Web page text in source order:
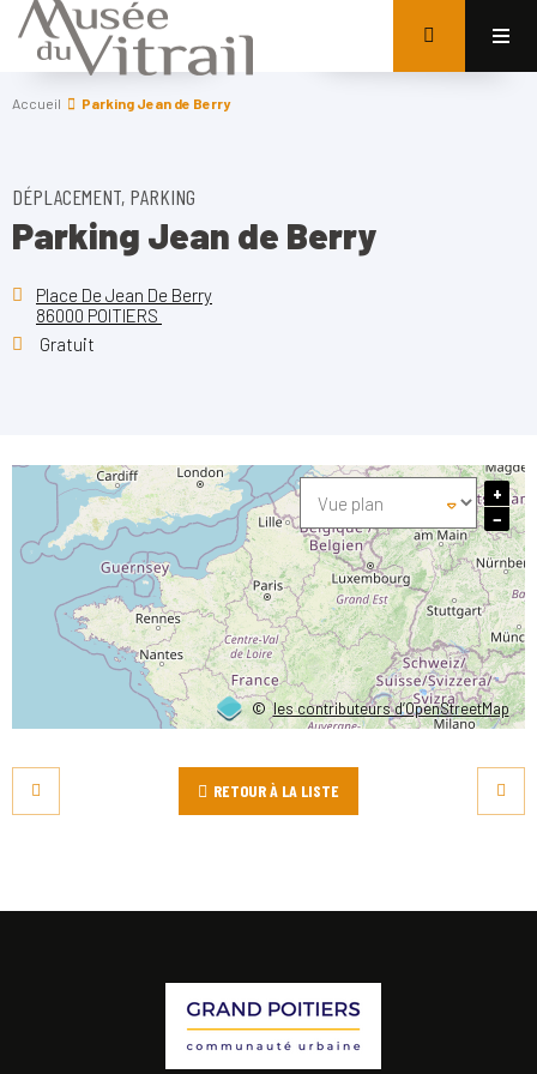
Accueil Parking Jean de Berry
DÉPLACEMENT, PARKING
Parking Jean de Berry
Place De Jean De Berry
86000 POITIERS
Gratuit
©les contributeurs d’OpenStreetMap
+
−
RETOUR À LA LISTE